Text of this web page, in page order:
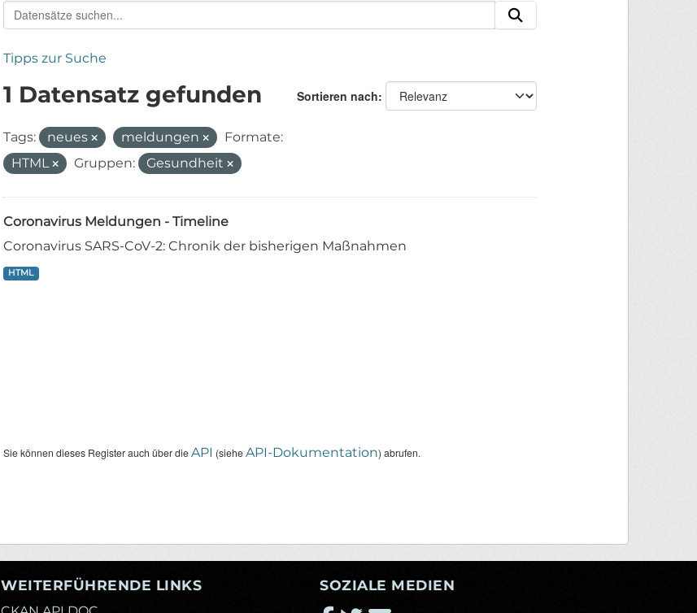
Tipps zur Suche
Sortieren nach
1 Datensatz gefunden
Tags: neues meldungen
Formate:
HTML
Gruppen: Gesundheit
Coronavirus Meldungen - Timeline
Coronavirus SARS-CoV-2: Chronik der bisherigen Maßnahmen
HTML
Sie können dieses Register auch über dieAPI (sieheAPI-Dokumentation) abrufen.
WEITERFÜHRENDE LINKS SOZIALE MEDIEN